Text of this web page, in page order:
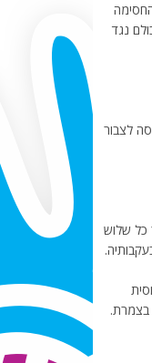
והחסימה
ל-4 המשחקים הבאים, כולם נגד
לצבור
כל שלוש
בצמרת.